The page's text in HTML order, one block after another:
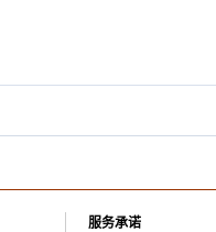
服务承诺